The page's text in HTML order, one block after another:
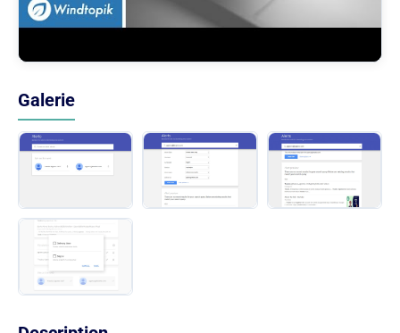
Galerie